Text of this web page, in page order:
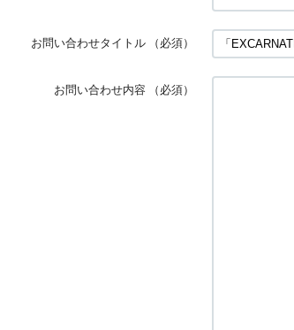
お問い合わせタイトル （必須）
お問い合わせ内容 （必須）